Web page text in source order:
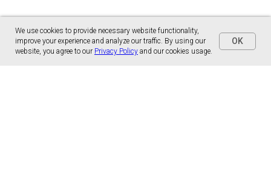
We use cookies to provide necessary website functionality,
improve your experience and analyze our traffic. By using our
website, you agree to our Privacy Policy and our cookies usage.
OK